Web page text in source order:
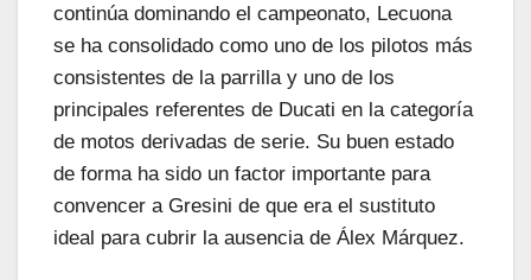
continúa dominando el campeonato, Lecuona
se ha consolidado como uno de los pilotos más
consistentes de la parrilla y uno de los
principales referentes de Ducati en la categoría
de motos derivadas de serie. Su buen estado
de forma ha sido un factor importante para
convencer a Gresini de que era el sustituto
ideal para cubrir la ausencia de Álex Márquez.